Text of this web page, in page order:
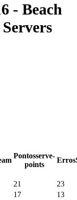
- Beach
Pontosserve-
points
Erros
21
23
17
13